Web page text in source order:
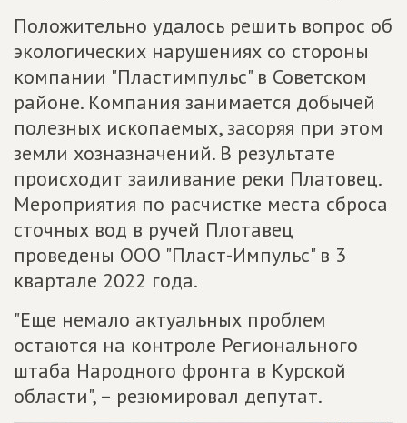
Положительно удалось решить вопрос об
экологических нарушениях со стороны
компании "Пластимпульс" в Советском
районе. Компания занимается добычей
полезных ископаемых, засоряя при этом
земли хозназначений. В результате
происходит заиливание реки Платовец.
Мероприятия по расчистке места сброса
сточных вод в ручей Плотавец
проведены ООО "Пласт-Импульс" в 3
квартале 2022 года.
"Еще немало актуальных проблем
остаются на контроле Регионального
штаба Народного фронта в Курской
области", – резюмировал депутат.